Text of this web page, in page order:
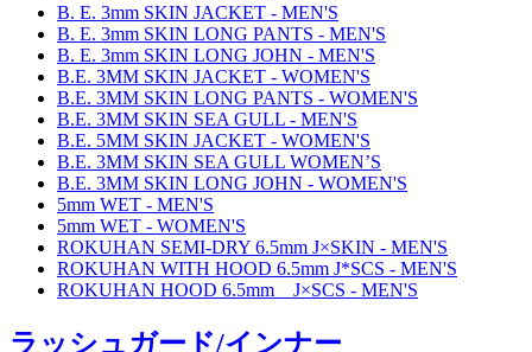
B. E. 3mm SKIN JACKET - MEN'S
B. E. 3mm SKIN LONG PANTS - MEN'S
B. E. 3mm SKIN LONG JOHN - MEN'S
B.E. 3MM SKIN JACKET - WOMEN'S
B.E. 3MM SKIN LONG PANTS - WOMEN'S
B.E. 3MM SKIN SEA GULL - MEN'S
B.E. 5MM SKIN JACKET - WOMEN'S
B.E. 3MM SKIN SEA GULL WOMEN’S
B.E. 3MM SKIN LONG JOHN - WOMEN'S
5mm WET - MEN'S
5mm WET - WOMEN'S
ROKUHAN SEMI-DRY 6.5mm J×SKIN - MEN'S
ROKUHAN WITH HOOD 6.5mm J*SCS - MEN'S
ROKUHAN HOOD 6.5mm J×SCS - MEN'S
ラッシュガード/インナー